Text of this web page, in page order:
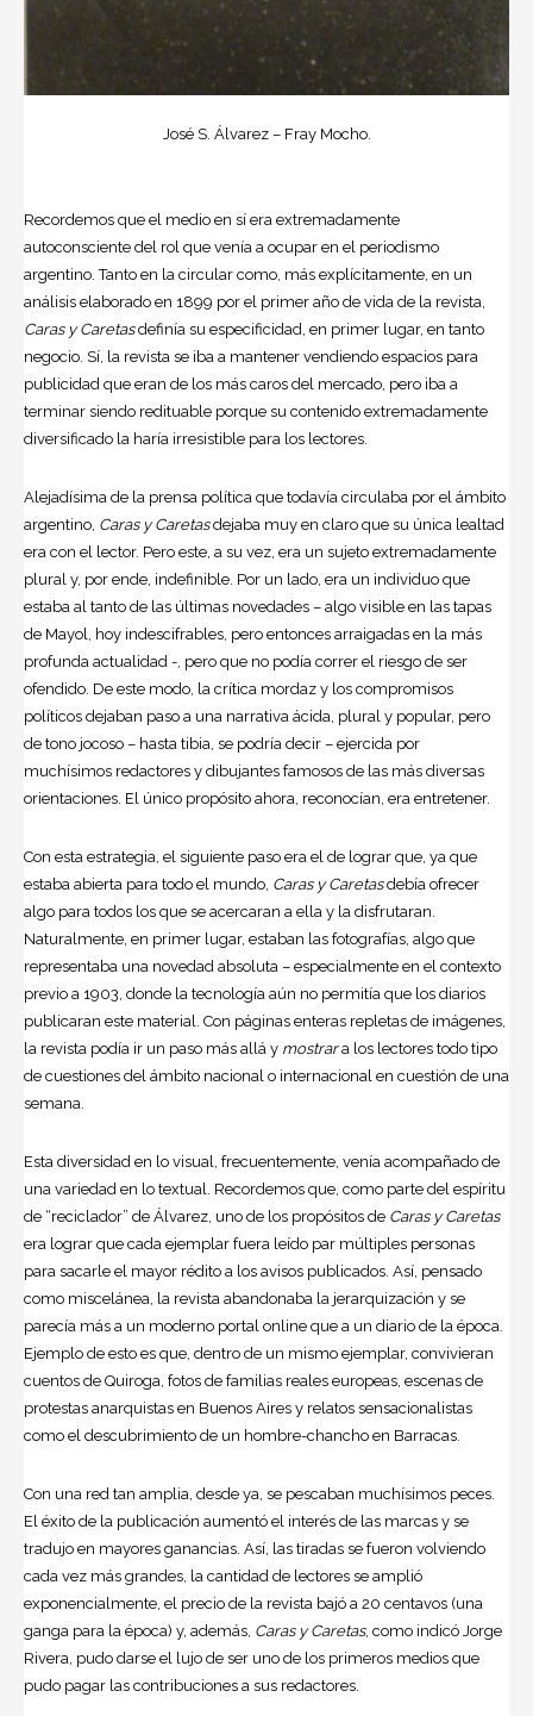
José S. Álvarez – Fray Mocho.
Recordemos que el medio en sí era extremadamente
autoconsciente del rol que venía a ocupar en el periodismo
argentino. Tanto en la circular como, más explícitamente, en un
análisis elaborado en 1899 por el primer año de vida de la revista,
Caras y Caretasdefinía su especificidad, en primer lugar, en tanto
negocio. Sí, la revista se iba a mantener vendiendo espacios para
publicidad que eran de los más caros del mercado, pero iba a
terminar siendo redituable porque su contenido extremadamente
diversificado la haría irresistible para los lectores.
Alejadísima de la prensa política que todavía circulaba por el ámbito
argentino, Caras y Caretasdejaba muy en claro que su única lealtad
era con el lector. Pero este, a su vez, era un sujeto extremadamente
plural y, por ende, indefinible. Por un lado, era un individuo que
estaba al tanto de las últimas novedades – algo visible en las tapas
de Mayol, hoy indescifrables, pero entonces arraigadas en la más
profunda actualidad -, pero que no podía correr el riesgo de ser
ofendido. De este modo, la crítica mordaz y los compromisos
políticos dejaban paso a una narrativa ácida, plural y popular, pero
de tono jocoso – hasta tibia, se podría decir – ejercida por
muchísimos redactores y dibujantes famosos de las más diversas
orientaciones. El único propósito ahora, reconocían, era entretener.
Con esta estrategia, el siguiente paso era el de lograr que, ya que
estaba abierta para todo el mundo, Caras y Caretasdebía ofrecer
algo para todos los que se acercaran a ella y la disfrutaran.
Naturalmente, en primer lugar, estaban las fotografías, algo que
representaba una novedad absoluta – especialmente en el contexto
previo a 1903, donde la tecnología aún no permitía que los diarios
publicaran este material. Con páginas enteras repletas de imágenes,
la revista podía ir un paso más allá y mostrara los lectores todo tipo
de cuestiones del ámbito nacional o internacional en cuestión de una
semana.
Esta diversidad en lo visual, frecuentemente, venía acompañado de
una variedad en lo textual. Recordemos que, como parte del espíritu
de “reciclador” de Álvarez, uno de los propósitos de Caras y Caretas
era lograr que cada ejemplar fuera leído par múltiples personas
para sacarle el mayor rédito a los avisos publicados. Así, pensado
como miscelánea, la revista abandonaba la jerarquización y se
parecía más a un moderno portal online que a un diario de la época.
Ejemplo de esto es que, dentro de un mismo ejemplar, convivieran
cuentos de Quiroga, fotos de familias reales europeas, escenas de
protestas anarquistas en Buenos Aires y relatos sensacionalistas
como el descubrimiento de un hombre-chancho en Barracas.
Con una red tan amplia, desde ya, se pescaban muchísimos peces.
El éxito de la publicación aumentó el interés de las marcas y se
tradujo en mayores ganancias. Así, las tiradas se fueron volviendo
cada vez más grandes, la cantidad de lectores se amplió
exponencialmente, el precio de la revista bajó a 20 centavos (una
ganga para la época) y, además, Caras y Caretas, como indicó Jorge
Rivera, pudo darse el lujo de ser uno de los primeros medios que
pudo pagar las contribuciones a sus redactores.